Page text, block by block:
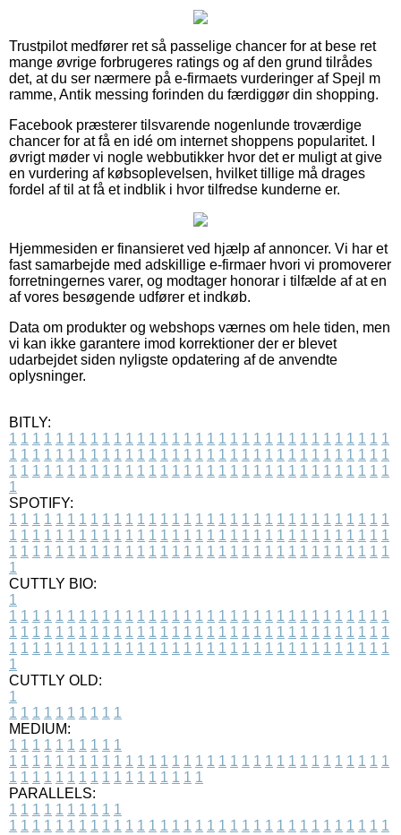
Trustpilot medfører ret så passelige chancer for at bese ret
mange øvrige forbrugeres ratings og af den grund tilrådes
det, at du ser nærmere på e-firmaets vurderinger af Spejl m
ramme, Antik messing forinden du færdiggør din shopping.
Facebook præsterer tilsvarende nogenlunde troværdige
chancer for at få en idé om internet shoppens popularitet. I
øvrigt møder vi nogle webbutikker hvor det er muligt at give
en vurdering af købsoplevelsen, hvilket tillige må drages
fordel af til at få et indblik i hvor tilfredse kunderne er.
Hjemmesiden er finansieret ved hjælp af annoncer. Vi har et
fast samarbejde med adskillige e-firmaer hvori vi promoverer
forretningernes varer, og modtager honorar i tilfælde af at en
af vores besøgende udfører et indkøb.
Data om produkter og webshops værnes om hele tiden, men
vi kan ikke garantere imod korrektioner der er blevet
udarbejdet siden nyligste opdatering af de anvendte
oplysninger.
BITLY:
1 1 1 1 1 1 1 1 1 1 1 1 1 1 1 1 1 1 1 1 1 1 1 1 1 1 1 1 1 1 1 1 1
1 1 1 1 1 1 1 1 1 1 1 1 1 1 1 1 1 1 1 1 1 1 1 1 1 1 1 1 1 1 1 1 1
1 1 1 1 1 1 1 1 1 1 1 1 1 1 1 1 1 1 1 1 1 1 1 1 1 1 1 1 1 1 1 1 1
1
SPOTIFY:
1 1 1 1 1 1 1 1 1 1 1 1 1 1 1 1 1 1 1 1 1 1 1 1 1 1 1 1 1 1 1 1 1
1 1 1 1 1 1 1 1 1 1 1 1 1 1 1 1 1 1 1 1 1 1 1 1 1 1 1 1 1 1 1 1 1
1 1 1 1 1 1 1 1 1 1 1 1 1 1 1 1 1 1 1 1 1 1 1 1 1 1 1 1 1 1 1 1 1
1
CUTTLY BIO:
1
1 1 1 1 1 1 1 1 1 1 1 1 1 1 1 1 1 1 1 1 1 1 1 1 1 1 1 1 1 1 1 1 1
1 1 1 1 1 1 1 1 1 1 1 1 1 1 1 1 1 1 1 1 1 1 1 1 1 1 1 1 1 1 1 1 1
1 1 1 1 1 1 1 1 1 1 1 1 1 1 1 1 1 1 1 1 1 1 1 1 1 1 1 1 1 1 1 1 1
1
CUTTLY OLD:
1
1 1 1 1 1 1 1 1 1 1
MEDIUM:
1 1 1 1 1 1 1 1 1 1
1 1 1 1 1 1 1 1 1 1 1 1 1 1 1 1 1 1 1 1 1 1 1 1 1 1 1 1 1 1 1 1 1
1 1 1 1 1 1 1 1 1 1 1 1 1 1 1 1 1
PARALLELS:
1 1 1 1 1 1 1 1 1 1
1 1 1 1 1 1 1 1 1 1 1 1 1 1 1 1 1 1 1 1 1 1 1 1 1 1 1 1 1 1 1 1 1